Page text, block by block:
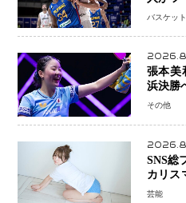
ビッ
バスケット
張本美
浜決勝
撃破「
その他
SNS総
カリス
が11月
芸能